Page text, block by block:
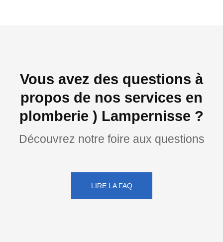
Vous avez des questions à
propos de nos services en
plomberie ) Lampernisse ?
Découvrez notre foire aux questions
LIRE LA FAQ